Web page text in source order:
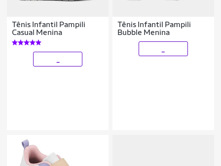
Tênis Infantil Pampili
Casual Menina
Tênis Infantil Pampili
Bubble Menina